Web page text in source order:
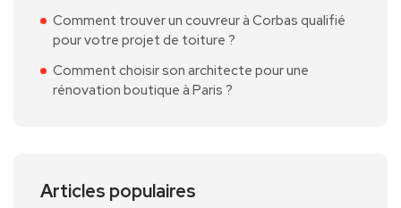
Comment trouver un couvreur à Corbas qualifié
pour votre projet de toiture ?
Comment choisir son architecte pour une
rénovation boutique à Paris ?
Articles populaires